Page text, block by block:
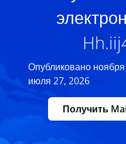
Опубликовано
июля 27, 2026
Получить